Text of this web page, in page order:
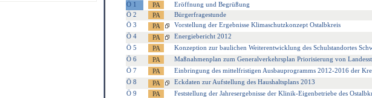
Ö 1
Eröffnung und Begrüßung
Ö 2
Bürgerfragestunde
Ö 3
Vorstellung der Ergebnisse Klimaschutzkonzept Ostalbkreis
Ö 4
Energiebericht 2012
Ö 5
Konzeption zur baulichen Weiterentwicklung des Schulstandortes
Ö 6
Maßnahmenplan zum Generalverkehrsplan Priorisierung von
Ö 7
Einbringung des mittelfristigen Ausbauprogramms 2012-2016 der
Ö 8
Eckdaten zur Aufstellung des Haushaltsplans 2013
Ö 9
Feststellung der Jahresergebnisse der Klinik-Eigenbetriebe des